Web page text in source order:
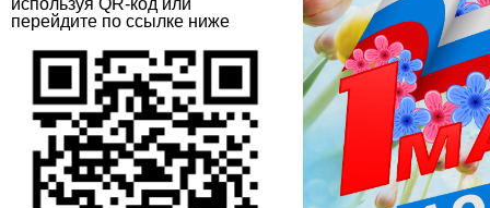
используя QR-код или
перейдите по ссылке ниже